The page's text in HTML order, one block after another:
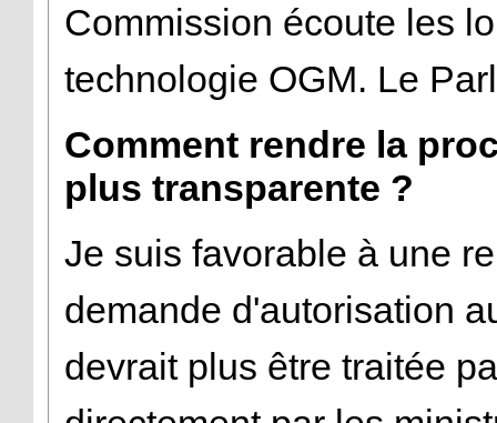
Commission écoute les
technologie OGM. Le
Comment rendre la
plus transparente ?
Je suis favorable à une
demande d'autorisation
devrait plus être traitée